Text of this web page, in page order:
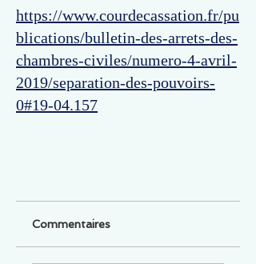
https://www.courdecassation.fr/pu
blications/bulletin-des-arrets-des-
chambres-civiles/numero-4-avril-
2019/separation-des-pouvoirs-
0#19-04.157
Commentaires